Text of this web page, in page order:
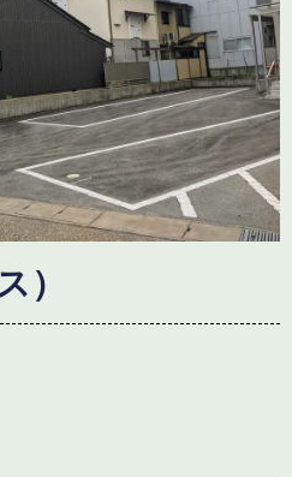
）